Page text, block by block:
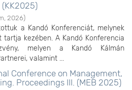
(KK2025)
2026)
a Kandó Konferenciát, melynek
tartja kezében. A Kandó Konferencia
melyen a Kandó Kálmán
valamint ...
Conference on Management,
Proceedings III. (MEB 2025)